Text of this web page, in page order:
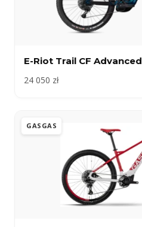
E-Riot Trail CF Advanced
24 050 zł
GASGAS